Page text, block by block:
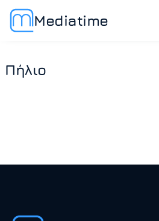
Mediatime
Πήλιο